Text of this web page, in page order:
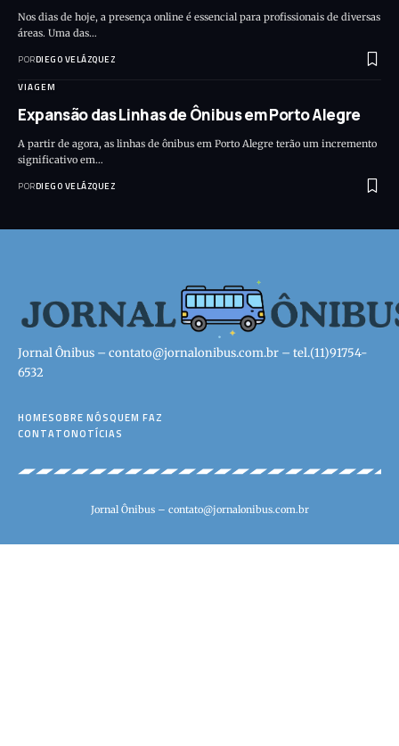
Nos dias de hoje, a presença online é essencial para profissionais de diversas
áreas. Uma das…
PORDIEGO VELÁZQUEZ
VIAGEM
Expansão das Linhas de Ônibus em Porto Alegre
A partir de agora, as linhas de ônibus em Porto Alegre terão um incremento
significativo em…
PORDIEGO VELÁZQUEZ
Jornal Ônibus – contato@jornalonibus.com.br – tel.(11)91754-
6532
HOMESOBRE NÓSQUEM FAZ
CONTATONOTÍCIAS
Jornal Ônibus – contato@jornalonibus.com.br